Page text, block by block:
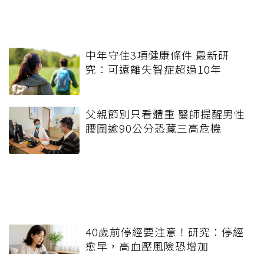
中年守住3項健康條件 最新研
究：可遠離失智症超過10年
父親節別只看體重 醫師提醒男性
腰圍逾90公分恐藏三高危機
40歲前停經要注意！研究：停經
愈早，高血壓風險恐增加